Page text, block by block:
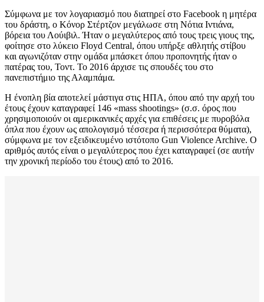
Σύμφωνα με τον λογαριασμό που διατηρεί στο Facebook η μητέρα
του δράστη, ο Κόνορ Στέρτζον μεγάλωσε στη Νότια Ιντιάνα,
βόρεια του Λούιβιλ. Ήταν ο μεγαλύτερος από τους τρεις γιους της,
φοίτησε στο λύκειο Floyd Central, όπου υπήρξε αθλητής στίβου
και αγωνιζόταν στην ομάδα μπάσκετ όπου προπονητής ήταν ο
πατέρας του, Τοντ. Το 2016 άρχισε τις σπουδές του στο
πανεπιστήμιο της Αλαμπάμα.
Η ένοπλη βία αποτελεί μάστιγα στις ΗΠΑ, όπου από την αρχή του
έτους έχουν καταγραφεί 146 «mass shootings» (σ.σ. όρος που
χρησιμοποιούν οι αμερικανικές αρχές για επιθέσεις με πυροβόλα
όπλα που έχουν ως απολογισμό τέσσερα ή περισσότερα θύματα),
σύμφωνα με τον εξειδικευμένο ιστότοπο Gun Violence Archive. Ο
αριθμός αυτός είναι ο μεγαλύτερος που έχει καταγραφεί (σε αυτήν
την χρονική περίοδο του έτους) από το 2016.